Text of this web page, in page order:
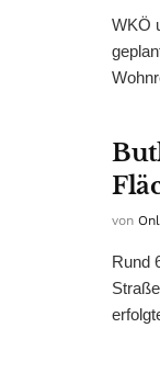
WKÖ
von
Rund